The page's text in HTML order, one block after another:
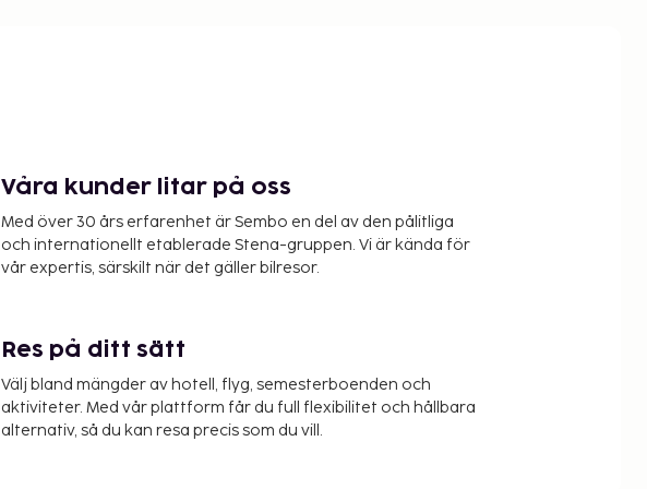
Våra kunder litar på oss
Med över 30 års erfarenhet är Sembo en del av den pålitliga
och internationellt etablerade Stena-gruppen. Vi är kända för
vår expertis, särskilt när det gäller bilresor.
Res på ditt sätt
Välj bland mängder av hotell, flyg, semesterboenden och
aktiviteter. Med vår plattform får du full flexibilitet och hållbara
alternativ, så du kan resa precis som du vill.